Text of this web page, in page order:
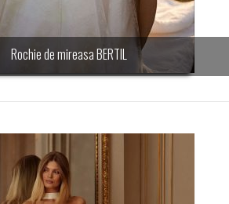
Rochie de mireasa BERTIL